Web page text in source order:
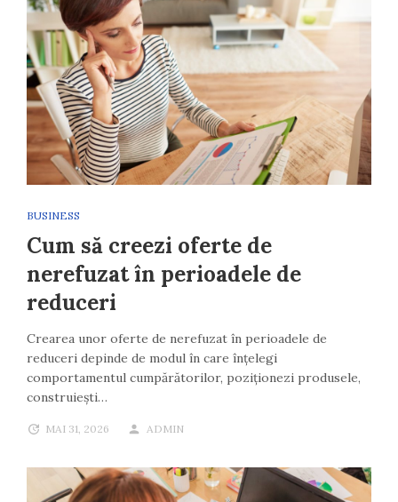
BUSINESS
Cum să creezi oferte de
nerefuzat în perioadele de
reduceri
Crearea unor oferte de nerefuzat în perioadele de
reduceri depinde de modul în care înțelegi
comportamentul cumpărătorilor, poziționezi produsele,
construiești…
MAI 31, 2026 ADMIN